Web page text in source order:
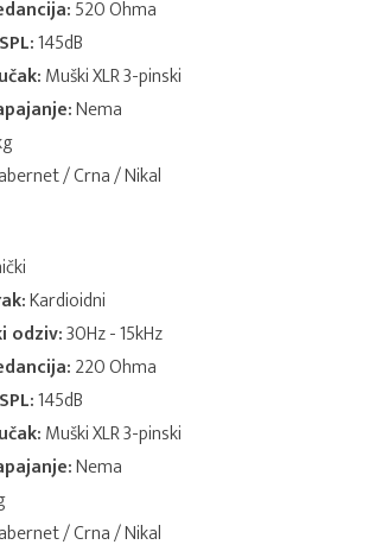
520 Ohma
145dB
Muški XLR 3-pinski
Nema
/ Crna / Nikal
Kardioidni
odziv:30Hz - 15kHz
220 Ohma
145dB
Muški XLR 3-pinski
Nema
/ Crna / Nikal